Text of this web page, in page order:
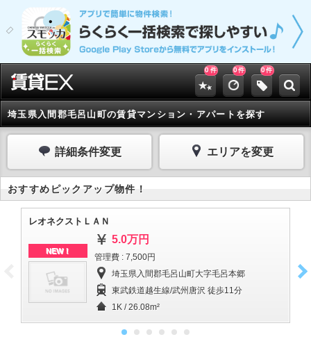
0 件 0件 0件
埼玉県入間郡毛呂山町の賃貸マンション・アパートを探す
詳細条件変更 エリアを変更
おすすめピックアップ物件！
レオネクストＬＡＮ
NEW！
5.0万円
管理費 : 7,500円
埼玉県入間郡毛呂山町大字毛呂本郷
東武鉄道越生線/武州唐沢 徒歩11分
1K / 26.08m²